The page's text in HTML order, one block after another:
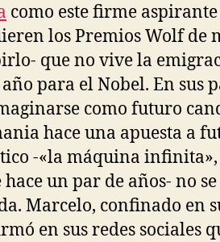
como este firme
los Premios Wolf de
que no vive la
para el Nobel. En sus
como futuro
hace una apuesta a
-«la máquina
un par de años- no
Marcelo, confinado en
en sus redes sociales